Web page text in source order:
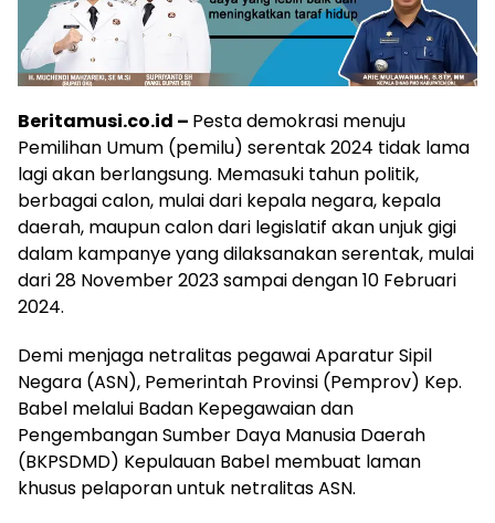
Beritamusi.co.id – Pesta demokrasi menuju
Pemilihan Umum (pemilu) serentak 2024 tidak lama
lagi akan berlangsung. Memasuki tahun politik,
berbagai calon, mulai dari kepala negara, kepala
daerah, maupun calon dari legislatif akan unjuk gigi
dalam kampanye yang dilaksanakan serentak, mulai
dari 28 November 2023 sampai dengan 10 Februari
2024.
Demi menjaga netralitas pegawai Aparatur Sipil
Negara (ASN), Pemerintah Provinsi (Pemprov) Kep.
Babel melalui Badan Kepegawaian dan
Pengembangan Sumber Daya Manusia Daerah
(BKPSDMD) Kepulauan Babel membuat laman
khusus pelaporan untuk netralitas ASN.